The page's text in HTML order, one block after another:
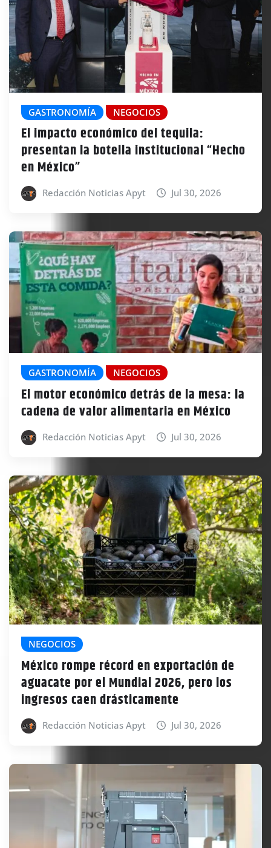
GASTRONOMÍA NEGOCIOS
El impacto económico del tequila:
presentan la botella institucional “Hecho
en México”
Redacción Noticias Apyt Jul 30, 2026
GASTRONOMÍA NEGOCIOS
El motor económico detrás de la mesa: la
cadena de valor alimentaria en México
Redacción Noticias Apyt Jul 30, 2026
NEGOCIOS
México rompe récord en exportación de
aguacate por el Mundial 2026, pero los
ingresos caen drásticamente
Redacción Noticias Apyt Jul 30, 2026